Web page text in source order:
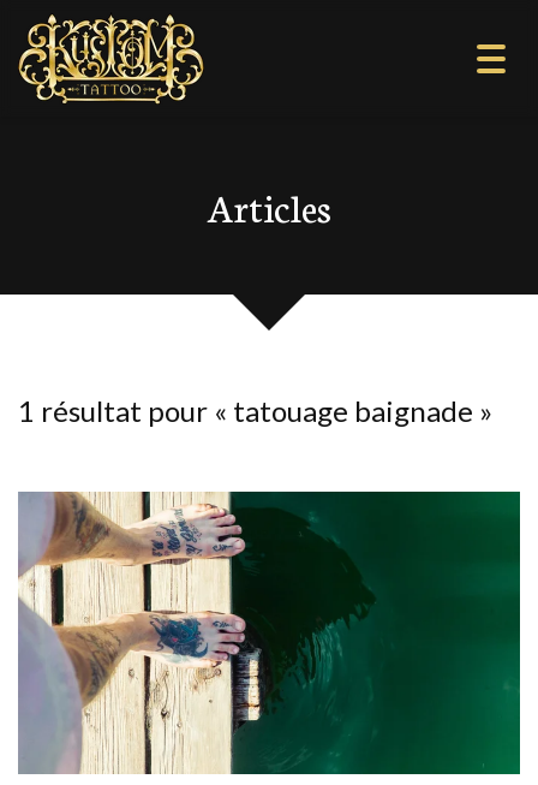
Articles
1 résultat pour « tatouage baignade »